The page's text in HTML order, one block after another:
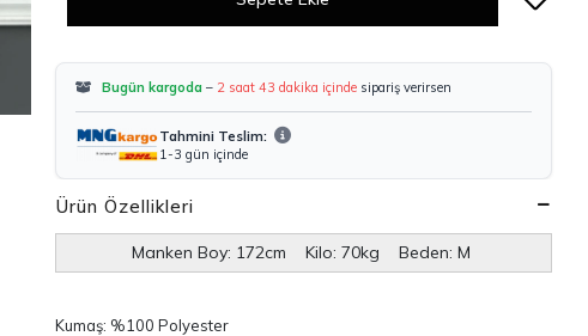
Bugün kargoda – 2 saat 43 dakika içinde sipariş verirsen
Tahmini Teslim:
1-3 gün içinde
Ürün Özellikleri
Manken Boy: 172cm Kilo: 70kg Beden: M
Kumaş: %100 Polyester